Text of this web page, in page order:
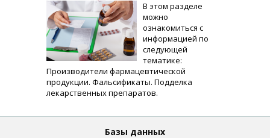
В этом разделе
можно
ознакомиться с
информацией по
следующей
тематике:
Производители фармацевтической
продукции. Фальсификаты. Подделка
лекарственных препаратов.
Базы данных